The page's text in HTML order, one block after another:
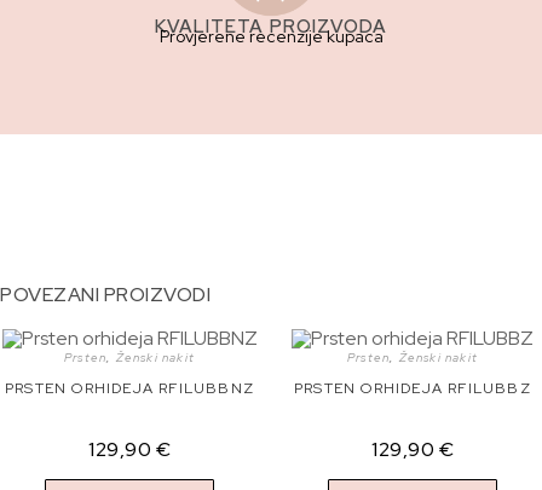
KVALITETA PROIZVODA
Provjerene recenzije kupaca
POVEZANI PROIZVODI
Prsten, Ženski nakit
PRSTEN ORHIDEJA RFILUBBNZ
129,90 €
Prsten, Ženski nakit
PRSTEN ORHIDEJA RFILUBBZ
129,90 €